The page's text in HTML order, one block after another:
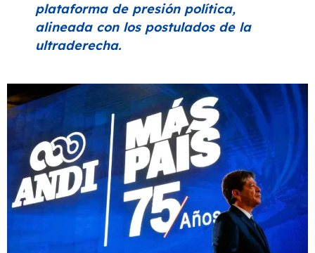
plataforma de presión política,
alineada con los postulados de la
ultraderecha.